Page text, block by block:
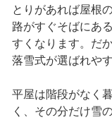
とりがあれば屋根
路がすぐそばにあ
すくなります。だ
落雪式が選ばれや
平屋は階段がなく
く、その分だけ雪